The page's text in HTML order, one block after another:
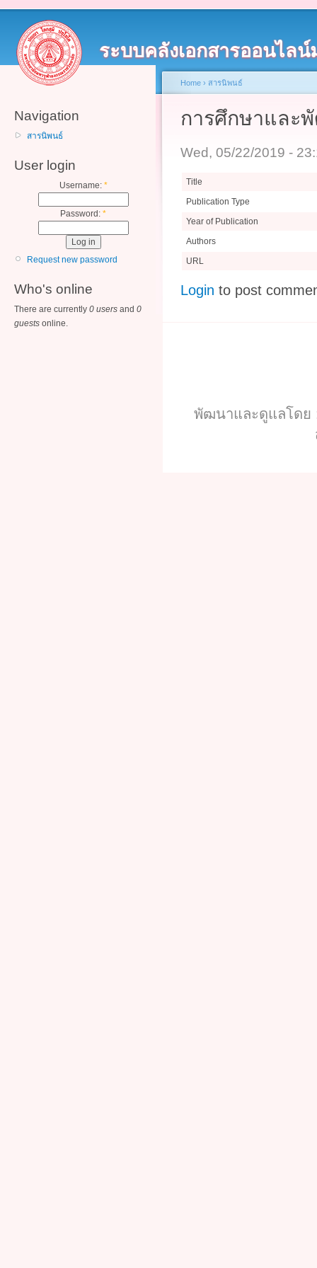
ระบบคลังเอกสารออนไล
Navigation
สารนิพนธ์
User login
Username: *
Password: *
Request new password
Who's online
There are currently 0 users and 0
guests online.
Home › สารนิพนธ์
การศึกษาและ
Wed, 05/22/2019 -
Title
Publication Type
Year of Publication
Authors
URL
Login to post
พัฒนาและดูแลโดย